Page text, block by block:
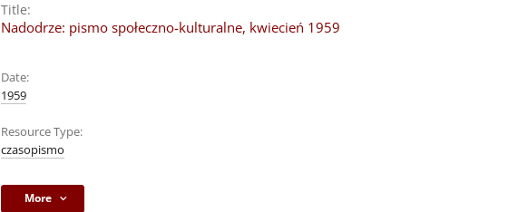
Title:
Nadodrze: pismo społeczno-kulturalne, kwiecień 1959
Date:
1959
Resource Type:
czasopismo
More